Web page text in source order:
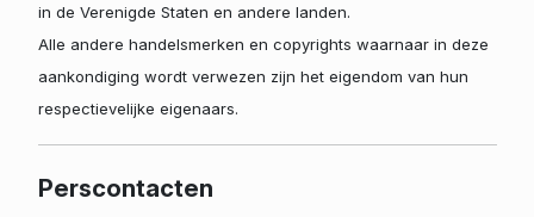
in de Verenigde Staten en andere landen.
Alle andere handelsmerken en copyrights waarnaar in deze
aankondiging wordt verwezen zijn het eigendom van hun
respectievelijke eigenaars.
Perscontacten